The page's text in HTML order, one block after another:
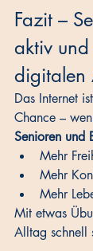
Fazit –
aktiv
digitalen
Das Internet
Chance –
Senioren und
Mehr
Mehr
Mehr
Mit etwas
Alltag schnell